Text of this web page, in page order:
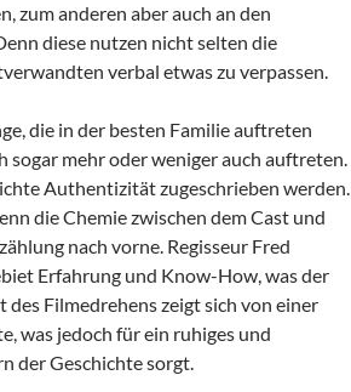
zum anderen aber auch an den
diese nutzen nicht selten die
verbal etwas zu verpassen.
die in der besten Familie auftreten
sogar mehr oder weniger auch auftreten.
Authentizität zugeschrieben werden.
die Chemie zwischen dem Cast und
nach vorne. Regisseur Fred
Erfahrung und Know-How, was der
des Filmedrehens zeigt sich von einer
was jedoch für ein ruhiges und
der Geschichte sorgt.